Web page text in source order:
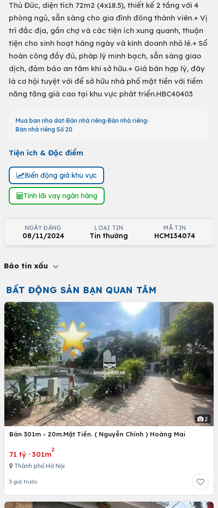
Thủ Đức, diện tích 72m2 (4x18.5), thiết kế 2 tầng với 4
phòng ngủ, sẵn sàng cho gia đình đông thành viên.+ Vị
trí đắc địa, gần chợ và các tiện ích xung quanh, thuận
tiện cho sinh hoạt hàng ngày và kinh doanh nhỏ lẻ.+ Sổ
hoàn công đầy đủ, pháp lý minh bạch, sẵn sàng giao
dịch, đảm bảo an tâm khi sở hữu.+ Giá bán hợp lý, đây
là cơ hội tuyệt vời để sở hữu nhà phố mặt tiền với tiềm
năng tăng giá cao tại khu vực phát triển.HBC40403
Mua ban nha dat Bán nhà riêng Bán nhà riêng
Bán nhà riêng Số 20
Tiện ích & Đặc điểm
Biến động giá khu vực
Tính lãi vay ngân hàng
NGÀY ĐĂNG
08/11/2024
LOẠI TIN
Tin thường
MÃ TIN
HCM134074
Báo tin xấu
BẤT ĐỘNG SẢN BẠN QUAN TÂM
2
Bán 301m - 20m.Mặt Tiền. ( Nguyễn Chính ) Hoàng Mai
71 tỷ · 301m
2
Thành phố Hà Nội
3 giờ trước